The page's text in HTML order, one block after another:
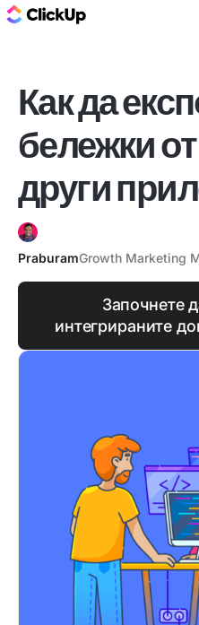
Как да
бележки
други
PraburamGrowth Marketing
Започнете
интегрираните